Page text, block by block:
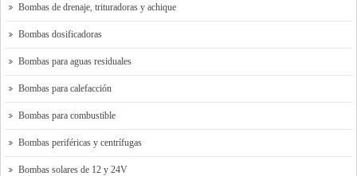
Bombas de drenaje, trituradoras y achique
Bombas dosificadoras
Bombas para aguas residuales
Bombas para calefacción
Bombas para combustible
Bombas periféricas y centrífugas
Bombas solares de 12 y 24V